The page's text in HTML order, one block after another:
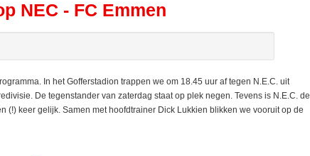
NEC - FC Emmen
In het Gofferstadion trappen we om 18.45 uur af tegen N.E.C. uit
De tegenstander van zaterdag staat op plek negen. Tevens is N.E.C. de
(!) keer gelijk. Samen met hoofdtrainer Dick Lukkien blikken we vooruit op de